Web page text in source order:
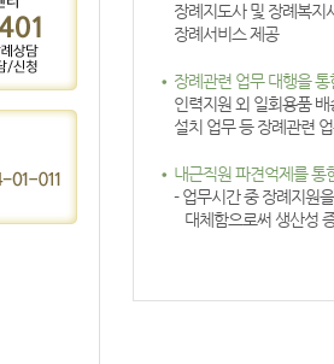
장례지도사 및 장례복지
장례서비스 제공
장례관련 업무 대행을
인력지원 외 일회용품
설치 업무 등 장례관련
내근직원 파견억제를 통
- 업무시간 중 장례지원
대체함으로써 생산성